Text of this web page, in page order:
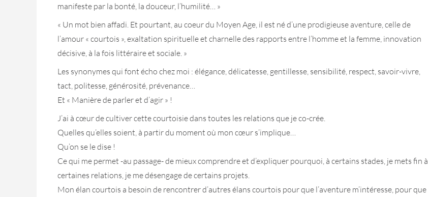
manifeste par la bonté, la douceur, l’humilité… »
« Un mot bien affadi. Et pourtant, au coeur du Moyen Age, il est né d’une prodigieuse aventure, celle de
l’amour « courtois », exaltation spirituelle et charnelle des rapports entre l’homme et la femme, innovation
décisive, à la fois littéraire et sociale. »
Les synonymes qui font écho chez moi : élégance, délicatesse, gentillesse, sensibilité, respect, savoir-vivre,
tact, politesse, générosité, prévenance…
Et « Manière de parler et d’agir » !
J’ai à cœur de cultiver cette courtoisie dans toutes les relations que je co-crée.
Quelles qu’elles soient, à partir du moment où mon cœur s’implique…
Qu’on se le dise !
Ce qui me permet -au passage- de mieux comprendre et d’expliquer pourquoi, à certains stades, je mets fin à
certaines relations, je me désengage de certains projets.
Mon élan courtois a besoin de rencontrer d’autres élans courtois pour que l’aventure m’intéresse, pour que